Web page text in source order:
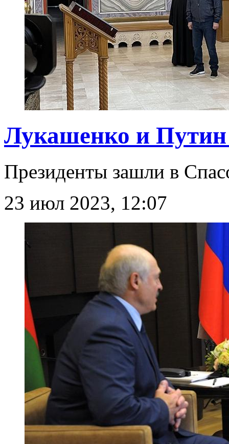
Лукашенко и
Президенты зашли в
23 июл 2023, 12:07